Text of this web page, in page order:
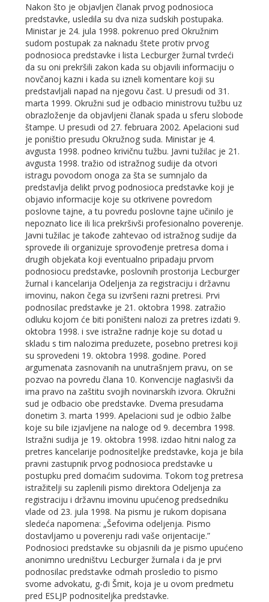
Nakon što je objavljen članak prvog podnosioca
predstavke, usledila su dva niza sudskih postupaka.
Ministar je 24. jula 1998. pokrenuo pred Okružnim
sudom postupak za naknadu štete protiv prvog
podnosioca predstavke i lista Lecburger žurnal tvrdeći
da su oni prekršili zakon kada su objavili informaciju o
novčanoj kazni i kada su izneli komentare koji su
predstavljali napad na njegovu čast. U presudi od 31.
marta 1999. Okružni sud je odbacio ministrovu tužbu uz
obrazloženje da objavljeni članak spada u sferu slobode
štampe. U presudi od 27. februara 2002. Apelacioni sud
je poništio presudu Okružnog suda. Ministar je 4.
avgusta 1998. podneo krivičnu tužbu. Javni tužilac je 21.
avgusta 1998. tražio od istražnog sudije da otvori
istragu povodom onoga za šta se sumnjalo da
predstavlja delikt prvog podnosioca predstavke koji je
objavio informacije koje su otkrivene povredom
poslovne tajne, a tu povredu poslovne tajne učinilo je
nepoznato lice ili lica prekršivši profesionalno poverenje.
Javni tužilac je takođe zahtevao od istražnog sudije da
sprovede ili organizuje sprovođenje pretresa doma i
drugih objekata koji eventualno pripadaju prvom
podnosiocu predstavke, poslovnih prostorija Lecburger
žurnal i kancelarija Odeljenja za registraciju i državnu
imovinu, nakon čega su izvršeni razni pretresi. Prvi
podnosilac predstavke je 21. oktobra 1998. zatražio
odluku kojom će biti poništeni nalozi za pretres izdati 9.
oktobra 1998. i sve istražne radnje koje su dotad u
skladu s tim nalozima preduzete, posebno pretresi koji
su sprovedeni 19. oktobra 1998. godine. Pored
argumenata zasnovanih na unutrašnjem pravu, on se
pozvao na povredu člana 10. Konvencije naglasivši da
ima pravo na zaštitu svojih novinarskih izvora. Okružni
sud je odbacio obe predstavke. Dvema presudama
donetim 3. marta 1999. Apelacioni sud je odbio žalbe
koje su bile izjavljene na naloge od 9. decembra 1998.
Istražni sudija je 19. oktobra 1998. izdao hitni nalog za
pretres kancelarije podnositeljke predstavke, koja je bila
pravni zastupnik prvog podnosioca predstavke u
postupku pred domaćim sudovima. Tokom tog pretresa
istražitelji su zaplenili pismo direktora Odeljenja za
registraciju i državnu imovinu upućenog predsedniku
vlade od 23. jula 1998. Na pismu je rukom dopisana
sledeća napomena: „Šefovima odeljenja. Pismo
dostavljamo u poverenju radi vaše orijentacije.”
Podnosioci predstavke su objasnili da je pismo upućeno
anonimno uredništvu Lecburger žurnala i da je prvi
podnosilac predstavke odmah prosledio to pismo
svome advokatu, g-đi Šmit, koja je u ovom predmetu
pred ESLJP podnositeljka predstavke.